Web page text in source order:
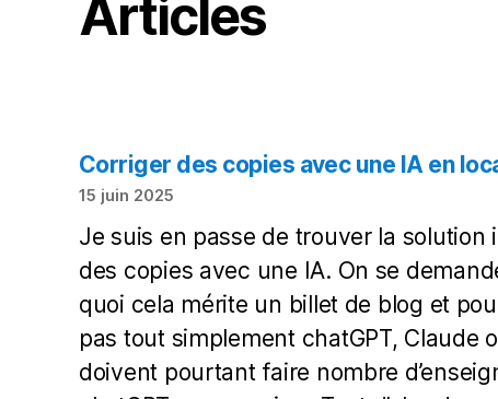
Articles
Corriger des copies avec une IA en
15 juin 2025
Je suis en passe de trouver la solution
des copies avec une IA. On se
quoi cela mérite un billet de blog et
pas tout simplement chatGPT, Claude
doivent pourtant faire nombre